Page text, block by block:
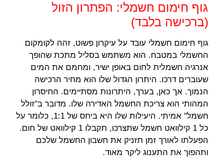
גוף חימום חשמלי: הפתרון הזול
(ברכישה בלבד)
גוף חימום חשמלי עובד על עיקרון פשוט, זהה לקומקום
החשמלי במטבח. הוא משתמש בסליל מתכת שהופך
אנרגיה חשמלית לחום באופן ישיר, ומחמם את המים
שעוברים דרכו. היתרון הגדול שלו הוא מחיר הרכישה
הנמוך. אך כאן, בערך, היתרונות מסתיימים. החיסרון
המהותי הוא צריכת החשמל האדירה שלו. מדובר ב"זולל
חשמל" אמיתי. היעילות שלו היא ביחס של 1:1, כלומר על
כל 1 קילוואט חשמל שתצרכו, תקבלו 1 קילוואט של חום.
הפעלתו לאורך זמן תזניק את חשבון החשמל שלכם
ותהפוך את התענוג ליקר מאוד.